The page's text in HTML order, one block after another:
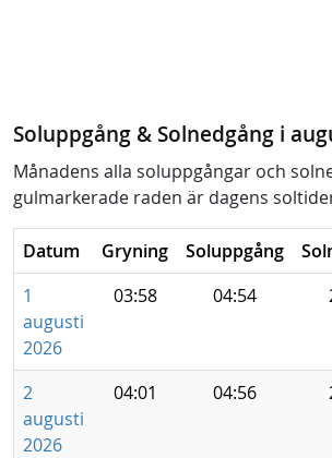
Soluppgång & Solnedgång i
Månadens alla soluppgångar och
gulmarkerade raden är dagens
Datum Gryning Soluppgång
1
augusti
2026
03:58 04:54
2
augusti
2026
04:01 04:56